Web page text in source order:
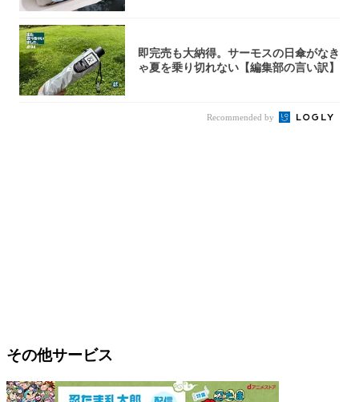
即完売も大納得。サーモスの日傘がなき
ゃ夏を乗り切れない【編集部の言い訳】
Recommended by
その他サービス